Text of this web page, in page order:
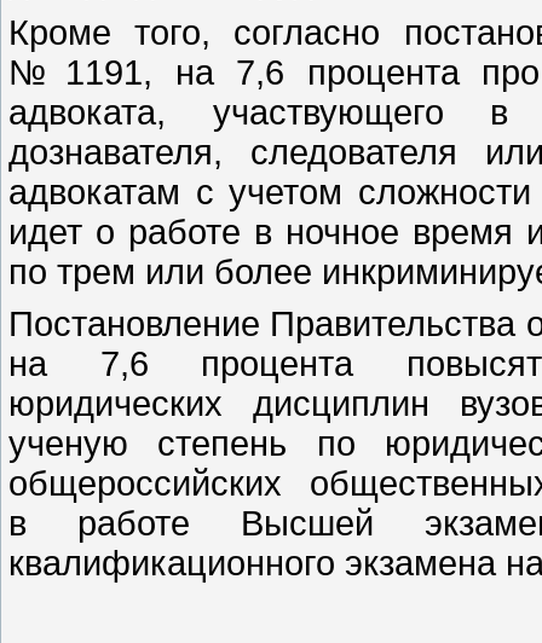
Кроме того, согласно
№ 1191, на 7,6 процента
адвоката, участвующего
дознавателя, следователя
адвокатам с учетом
идет о работе в ночное время
по трем или более
Постановление Правительства
на 7,6 процента повысят
юридических дисциплин
ученую степень по
общероссийских
в работе Высшей
квалификационного экзамена